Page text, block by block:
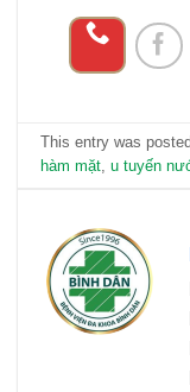
This entry was
hàm mặt,u tuyến